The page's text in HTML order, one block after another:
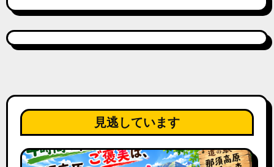
見逃しています